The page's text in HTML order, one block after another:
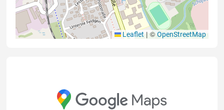
Leaflet | © OpenStreetMap